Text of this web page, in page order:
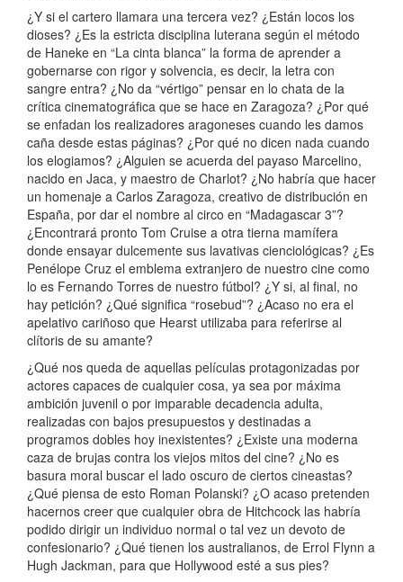
¿Y si el cartero llamara una tercera vez? ¿Están locos los
dioses? ¿Es la estricta disciplina luterana según el método
de Haneke en “La cinta blanca” la forma de aprender a
gobernarse con rigor y solvencia, es decir, la letra con
sangre entra? ¿No da “vértigo” pensar en lo chata de la
crítica cinematográfica que se hace en Zaragoza? ¿Por qué
se enfadan los realizadores aragoneses cuando les damos
caña desde estas páginas? ¿Por qué no dicen nada cuando
los elogiamos? ¿Alguien se acuerda del payaso Marcelino,
nacido en Jaca, y maestro de Charlot? ¿No habría que hacer
un homenaje a Carlos Zaragoza, creativo de distribución en
España, por dar el nombre al circo en “Madagascar 3”?
¿Encontrará pronto Tom Cruise a otra tierna mamífera
donde ensayar dulcemente sus lavativas cienciológicas? ¿Es
Penélope Cruz el emblema extranjero de nuestro cine como
lo es Fernando Torres de nuestro fútbol? ¿Y si, al final, no
hay petición? ¿Qué significa “rosebud”? ¿Acaso no era el
apelativo cariñoso que Hearst utilizaba para referirse al
clítoris de su amante?
¿Qué nos queda de aquellas películas protagonizadas por
actores capaces de cualquier cosa, ya sea por máxima
ambición juvenil o por imparable decadencia adulta,
realizadas con bajos presupuestos y destinadas a
programos dobles hoy inexistentes? ¿Existe una moderna
caza de brujas contra los viejos mitos del cine? ¿No es
basura moral buscar el lado oscuro de ciertos cineastas?
¿Qué piensa de esto Roman Polanski? ¿O acaso pretenden
hacernos creer que cualquier obra de Hitchcock las habría
podido dirigir un individuo normal o tal vez un devoto de
confesionario? ¿Qué tienen los australianos, de Errol Flynn a
Hugh Jackman, para que Hollywood esté a sus pies?